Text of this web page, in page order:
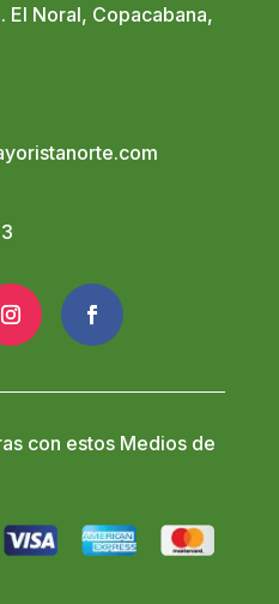
El Noral, Copacabana,
con estos Medios de